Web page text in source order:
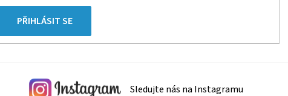
PŘIHLÁSIT SE
Sledujte nás na Instagramu